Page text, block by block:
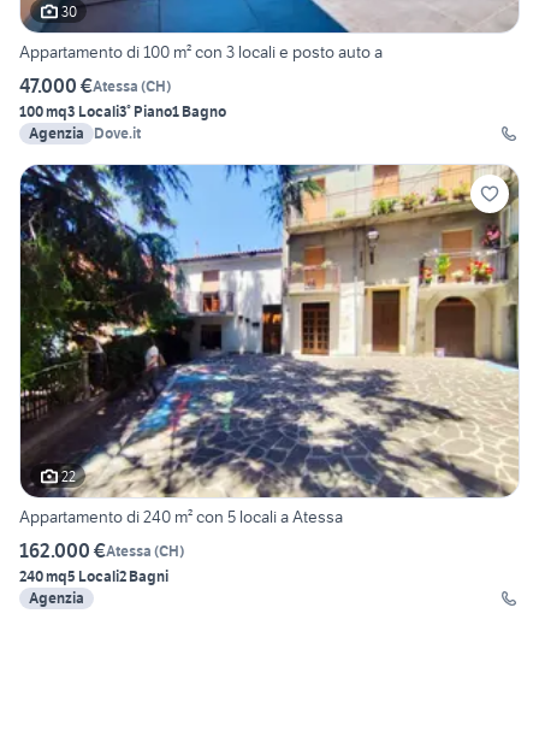
30
Appartamento di 100 m² con 3 locali e posto auto a
47.000 €Atessa (CH)
100 mq3 Locali3° Piano1 Bagno
Agenzia
Dove.it
22
Appartamento di 240 m² con 5 locali a Atessa
162.000 €Atessa (CH)
240 mq5 Locali2 Bagni
Agenzia